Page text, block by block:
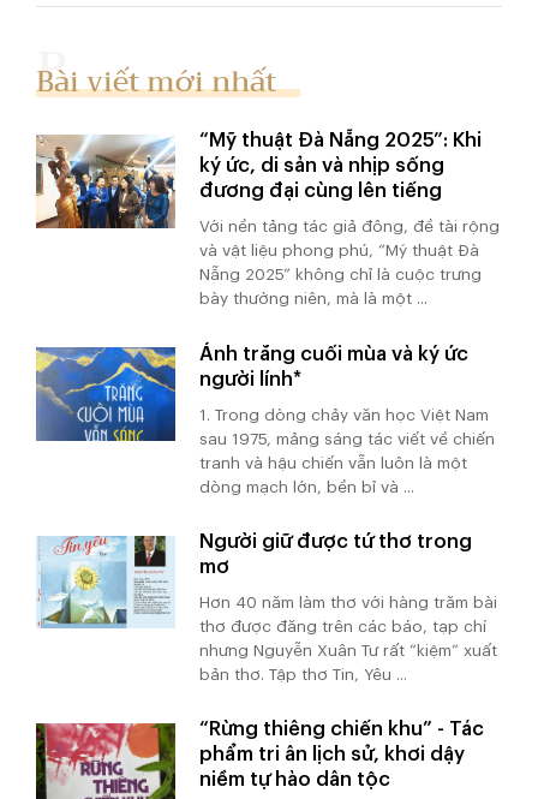
Bài viết mới nhất
“Mỹ thuật Đà Nẵng 2025”: Khi
ký ức, di sản và nhịp sống
đương đại cùng lên tiếng
Với nền tảng tác giả đông, đề tài rộng
và vật liệu phong phú, “Mỹ thuật Đà
Nẵng 2025” không chỉ là cuộc trưng
bày thường niên, mà là một ...
Ánh trăng cuối mùa và ký ức
người lính*
1. Trong dòng chảy văn học Việt Nam
sau 1975, mảng sáng tác viết về chiến
tranh và hậu chiến vẫn luôn là một
dòng mạch lớn, bền bỉ và ...
Người giữ được tứ thơ trong
mơ
Hơn 40 năm làm thơ với hàng trăm bài
thơ được đăng trên các báo, tạp chí
nhưng Nguyễn Xuân Tư rất “kiệm” xuất
bản thơ. Tập thơ Tin, Yêu ...
“Rừng thiêng chiến khu” - Tác
phẩm tri ân lịch sử, khơi dậy
niềm tự hào dân tộc